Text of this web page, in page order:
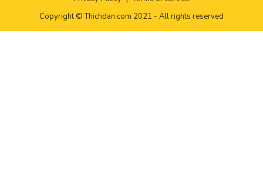
Copyright © Thichdan.com 2021 - All rights reserved